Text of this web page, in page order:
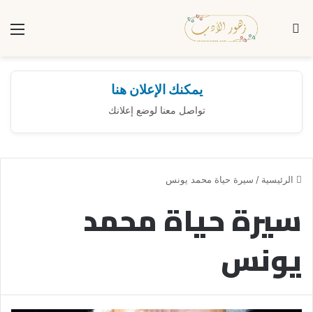
بحث عن
يمكنك الإعلان هنا
تواصل معنا لوضع إعلانك
الرئيسية / سيرة حياة محمد يونس
سيرة حياة محمد
يونس